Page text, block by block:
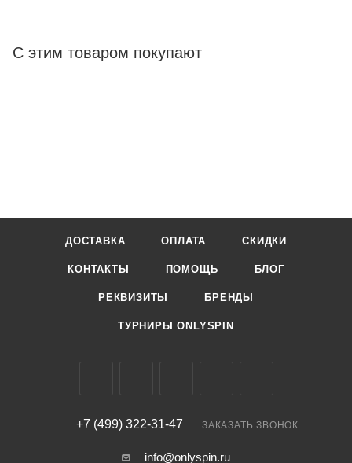
С этим товаром покупают
ДОСТАВКА ОПЛАТА СКИДКИ
КОНТАКТЫ ПОМОЩЬ БЛОГ
РЕКВИЗИТЫ БРЕНДЫ
ТУРНИРЫ ONLYSPIN
+7 (499) 322-31-47 ЗАКАЗАТЬ ЗВОНОК
info@onlyspin.ru